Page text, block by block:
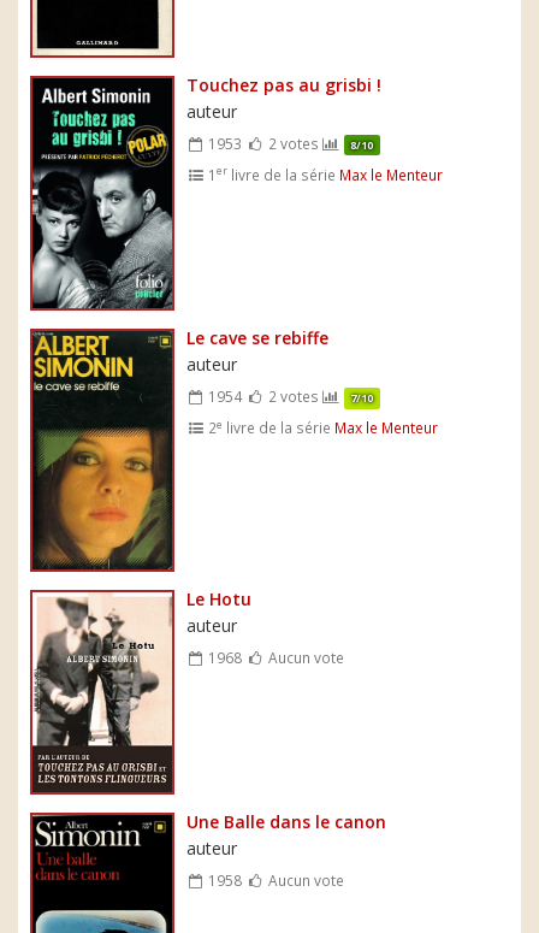
Touchez pas au grisbi !
auteur
1953 2 votes 8/10
1er livre de la série Max le Menteur
Le cave se rebiffe
auteur
1954 2 votes 7/10
2e livre de la série Max le Menteur
Le Hotu
auteur
1968 Aucun vote
Une Balle dans le canon
auteur
1958 Aucun vote